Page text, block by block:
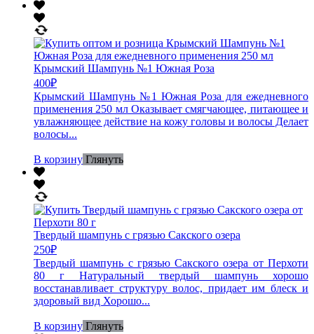
Крымский Шампунь №1 Южная Роза
400₽
Крымский Шампунь №1 Южная Роза для ежедневного
применения 250 мл Оказывает смягчающее, питающее и
увлажняющее действие на кожу головы и волосы Делает
волосы...
В корзину Глянуть
Твердый шампунь с грязью Сакского озера
250₽
Твердый шампунь с грязью Сакского озера от Перхоти
80 г Натуральный твердый шампунь хорошо
восстанавливает структуру волос, придает им блеск и
здоровый вид Хорошо...
В корзину Глянуть